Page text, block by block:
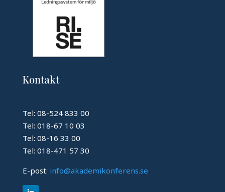
Kontakt
Tel: 08-524 833 00
Tel: 018-67 10 03
Tel: 08-16 33 00
Tel: 018-471 57 30
E-post: info@akademikonferens.se